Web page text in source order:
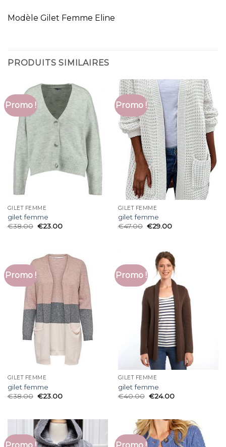
Modèle Gilet Femme Eline
PRODUITS SIMILAIRES
Promo !
GILET FEMME
gilet femme
€38.00 €23.00
Promo !
GILET FEMME
gilet femme
€47.00 €29.00
Promo !
GILET FEMME
gilet femme
€38.00 €23.00
Promo !
GILET FEMME
gilet femme
€40.00 €24.00